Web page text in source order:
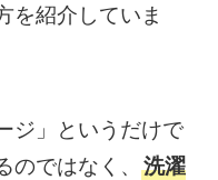
を紹介していま
ジ」というだけで
ではなく、 洗濯